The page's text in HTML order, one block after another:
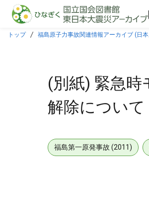
本文に飛ぶ
トップ 福島原子力事故関連情報アーカイブ (日
(別紙) 緊急
解除につい
福島第一原発事故 (2011)